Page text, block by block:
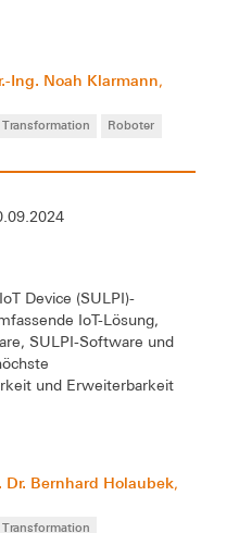
Ing. Noah Klarmann,
Roboter
Device (SULPI)-
IoT-Lösung,
SULPI-Software und
und Erweiterbarkeit
Dr. Bernhard Holaubek,